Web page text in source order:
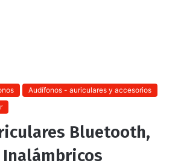
Audífonos - auriculares y accesorios
Bluetooth,